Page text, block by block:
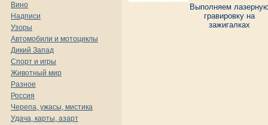
Вино
Надписи
Узоры
Автомобили и мотоциклы
Дикий Запад
Спорт и игры
Животный мир
Разное
Россия
Черепа, ужасы, мистика
Удача, карты, азарт
Выполняем
гравировку на
зажигалках